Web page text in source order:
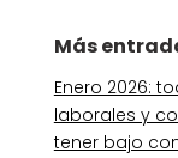
Más
Enero 2026:
laborales y
tener bajo